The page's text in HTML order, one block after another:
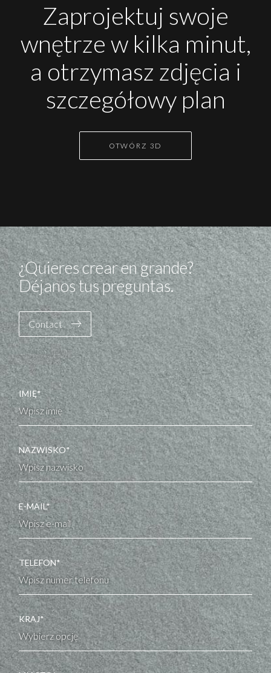
Zaprojektuj swoje
wnętrze w kilka minut,
a otrzymasz zdjęcia i
szczegółowy plan
OTWÓRZ 3D
¿Quieres crear en grande?
Déjanos tus preguntas.
Contact
IMIĘ*
NAZWISKO*
E-MAIL*
TELEFON*
KRAJ*